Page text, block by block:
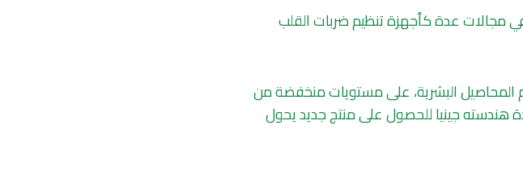
عدة كأجهزة تنظيم ضربات القلب
المحاصيل البشرية، على مستويات منخفضة من
هندسته جينيا للحصول على منتج جديد يحول